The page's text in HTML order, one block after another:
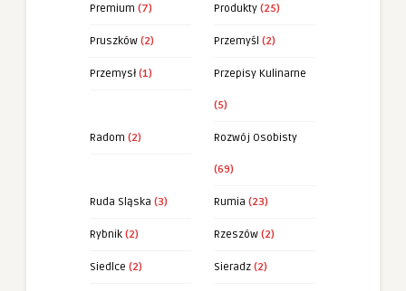
Premium (7) Produkty (25)
Pruszków (2) Przemyśl (2)
Przemysł (1) Przepisy Kulinarne
(5)
Radom (2) Rozwój Osobisty
(69)
Ruda Sląska (3) Rumia (23)
Rybnik (2) Rzeszów (2)
Siedlce (2) Sieradz (2)